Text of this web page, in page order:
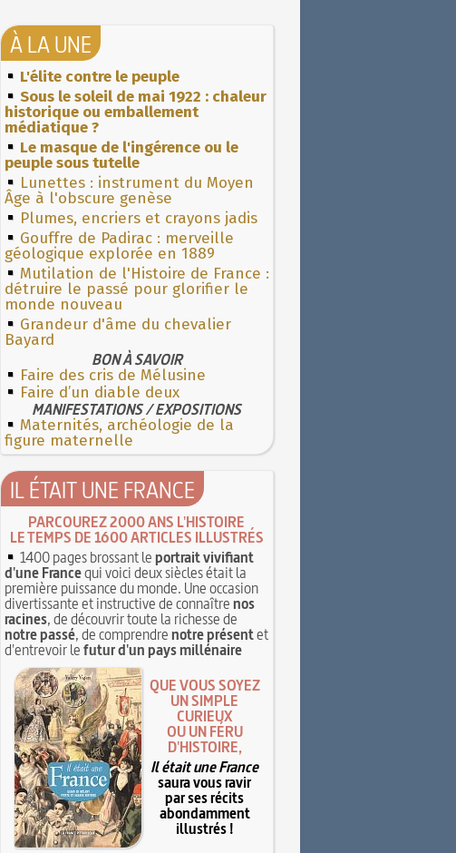
À LA UNE
L'élite contre le peuple
Sous le soleil de mai 1922 : chaleur
historique ou emballement
médiatique ?
Le masque de l'ingérence ou le
peuple sous tutelle
Lunettes : instrument du Moyen
Âge à l'obscure genèse
Plumes, encriers et crayons jadis
Gouffre de Padirac : merveille
géologique explorée en 1889
Mutilation de l'Histoire de France :
détruire le passé pour glorifier le
monde nouveau
Grandeur d'âme du chevalier
Bayard
BON À SAVOIR
Faire des cris de Mélusine
Faire d’un diable deux
MANIFESTATIONS / EXPOSITIONS
Maternités, archéologie de la
figure maternelle
IL ÉTAIT UNE FRANCE
PARCOUREZ 2000 ANS L'HISTOIRE
LE TEMPS DE 1600 ARTICLES ILLUSTRÉS
1400 pages brossant leportrait vivifiant
d'une Francequi voici deux siècles était la
première puissance du monde. Une occasion
divertissante et instructive de connaîtrenos
racines, de découvrir toute la richesse de
notre passé, de comprendrenotre présentet
d'entrevoir lefutur d'un pays millénaire
QUE VOUS SOYEZ
UN SIMPLE
CURIEUX
OU UN FÉRU
D'HISTOIRE,
Il était une France
saura vous ravir
par ses récits
abondamment
illustrés !